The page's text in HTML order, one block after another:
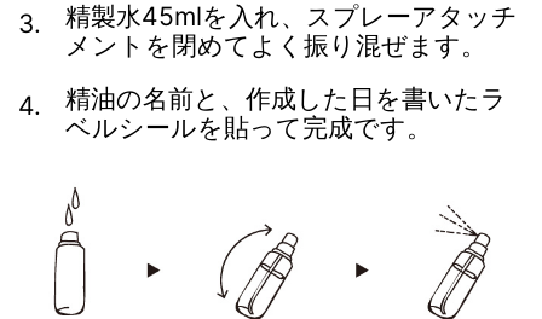
3.
精製水45mlを入れ、スプレーアタッチ
メントを閉めてよく振り混ぜます。
4.
精油の名前と、作成した日を書いたラ
ベルシールを貼って完成です。